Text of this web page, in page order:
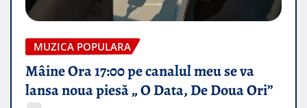
MUZICA POPULARA
Mâine Ora 17:00 pe canalul meu se va
lansa noua piesă „ O Data, De Doua Ori”